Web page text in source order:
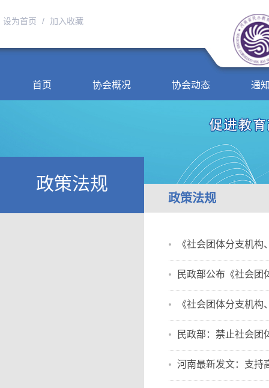
设为首页 / 加入收藏
首页 协会概况 协会动态 通
政策法规
政策法规
《社会团体分支机
民政部公布《社会团
《社会团体分支机
民政部：禁止社会团
河南最新发文：支持